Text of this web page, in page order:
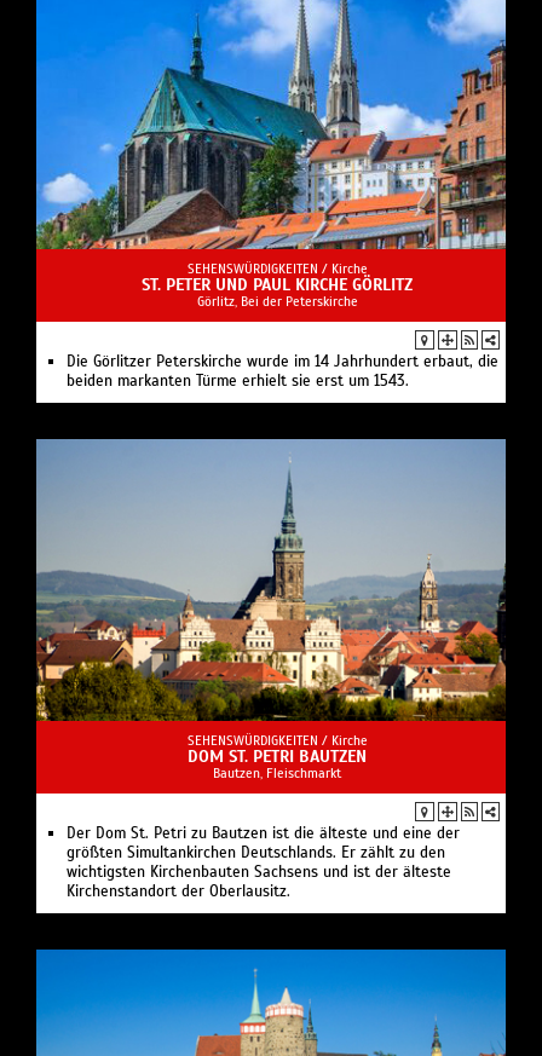
SEHENSWÜRDIGKEITEN / Kirche
ST. PETER UND PAUL KIRCHE GÖRLITZ
Görlitz, Bei der Peterskirche
Die Görlitzer Peterskirche wurde im 14 Jahrhundert erbaut, die
beiden markanten Türme erhielt sie erst um 1543.
SEHENSWÜRDIGKEITEN / Kirche
DOM ST. PETRI BAUTZEN
Bautzen, Fleischmarkt
Der Dom St. Petri zu Bautzen ist die älteste und eine der
größten Simultankirchen Deutschlands. Er zählt zu den
wichtigsten Kirchenbauten Sachsens und ist der älteste
Kirchenstandort der Oberlausitz.